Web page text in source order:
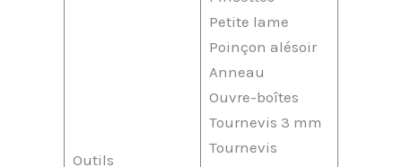
Outils
Petite lame
Poinçon alésoir
Anneau
Ouvre-boîtes
Tournevis 3 mm
Tournevis